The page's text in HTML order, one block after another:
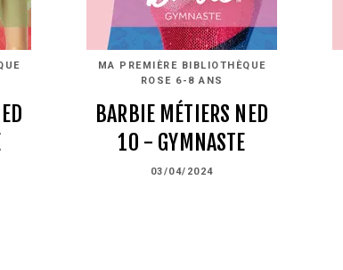
MA PREMIÈRE BIBLIOTHÈQUE
ROSE 6-8 ANS
BARBIE MÉTIERS NED
10 - GYMNASTE
03/04/2024